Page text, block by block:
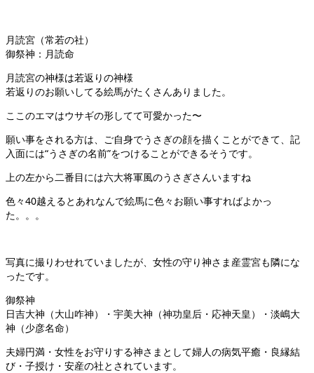
月読宮（常若の社）
御祭神：月読命
月読宮の神様は若返りの神様
若返りのお願いしてる絵馬がたくさんありました。
ここのエマはウサギの形してて可愛かった〜
願い事をされる方は、ご自身でうさぎの顔を描くことができて、記
入面には“うさぎの名前”をつけることができるそうです。
上の左から二番目には六大将軍風のうさぎさんいますね
色々40越えるとあれなんで絵馬に色々お願い事すればよかっ
た。。。
写真に撮りわせれていましたが、女性の守り神さま産霊宮も隣にな
ったです。
御祭神
日吉大神（大山咋神）・宇美大神（神功皇后・応神天皇）・淡嶋大
神（少彦名命）
夫婦円満・女性をお守りする神さまとして婦人の病気平癒・良縁結
び・子授け・安産の社とされています。